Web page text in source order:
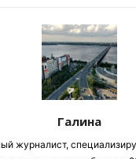
Галина
журналист,